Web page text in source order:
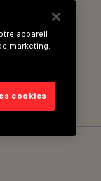
appareil
marketing.
cookies